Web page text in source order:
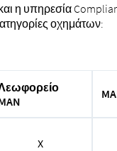
η υπηρεσία
οχημάτων:
X